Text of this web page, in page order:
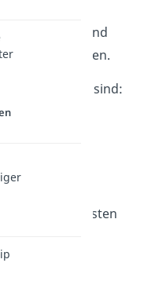
einzeln und
sind:
Strom
Beratungskosten
und